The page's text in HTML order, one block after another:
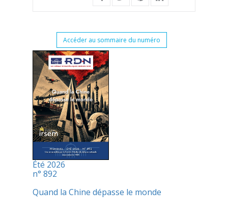
Accéder au sommaire du numéro
Été 2026
n° 892
Quand la Chine dépasse le monde